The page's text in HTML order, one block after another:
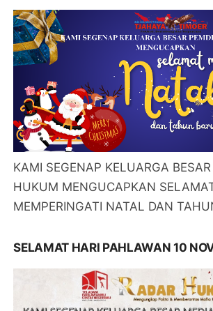
KAMI SEGENAP KELUARGA
HUKUM MENGUCAPKAN
MEMPERINGATI NATAL DAN
SELAMAT HARI PAHLAWAN 10